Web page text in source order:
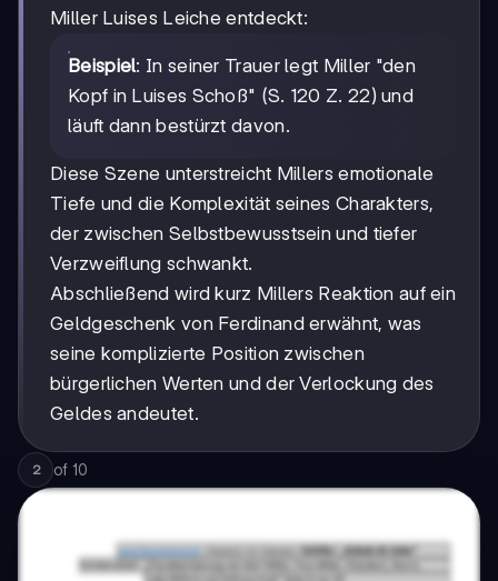
Miller Luises Leiche entdeckt:
Beispiel: In seiner Trauer legt Miller "den
Kopf in Luises Schoß" (S. 120 Z. 22) und
läuft dann bestürzt davon.
Diese Szene unterstreicht Millers emotionale
Tiefe und die Komplexität seines Charakters,
der zwischen Selbstbewusstsein und tiefer
Verzweiflung schwankt.
Abschließend wird kurz Millers Reaktion auf ein
Geldgeschenk von Ferdinand erwähnt, was
seine komplizierte Position zwischen
bürgerlichen Werten und der Verlockung des
Geldes andeutet.
2 of 10